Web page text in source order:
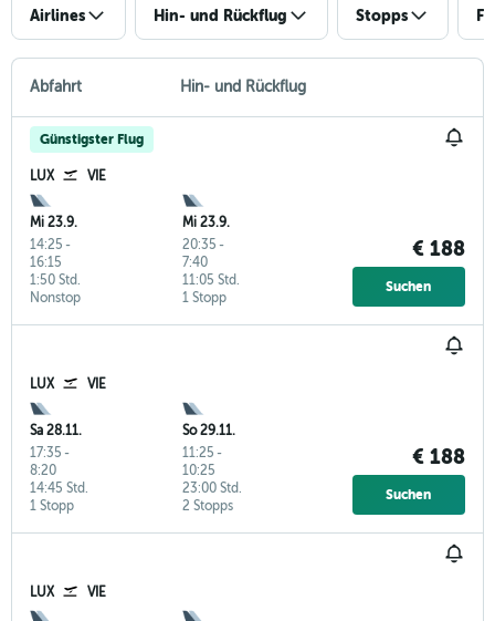
Airlines Hin- und Rückflug Stopps
Abfahrt Hin- und Rückflug
Günstigster Flug
LUX VIE
Mi 23.9.
14:25 -
16:15
Nonstop
1:50 Std.
Mi 23.9.
20:35 -
7:40
1 Stopp
11:05 Std.
€ 188
Suchen
LUX VIE
Sa 28.11.
17:35 -
8:20
1 Stopp
14:45 Std.
So 29.11.
11:25 -
10:25
2 Stopps
23:00 Std.
€ 188
Suchen
LUX VIE